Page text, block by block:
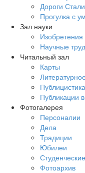
Дороги
Прогулка с
Зал науки
Изобретения
Научные
Читальный зал
Карты
Публицистика
Публикации
Фотогалерея
Персоналии
Дела
Традиции
Юбилеи
Фотоархив